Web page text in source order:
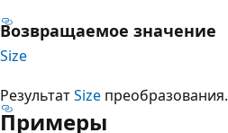
Возвращаемое значение
Size
РезультатSize преобразования.
Примеры